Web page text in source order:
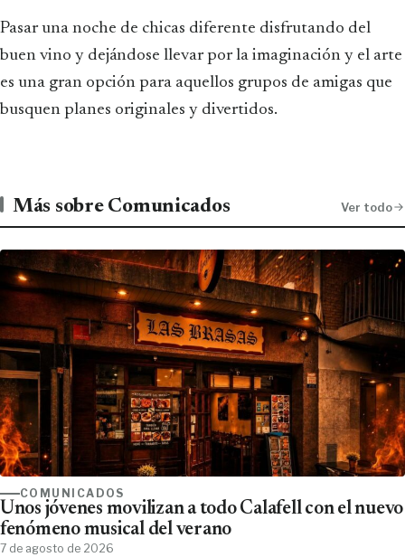
Pasar una noche de chicas diferente disfrutando del
buen vino y dejándose llevar por la imaginación y el arte
es una gran opción para aquellos grupos de amigas que
busquen planes originales y divertidos.
Más sobre Comunicados Ver todo
COMUNICADOS
Unos jóvenes movilizan a todo Calafell con el nuevo
fenómeno musical del verano
7 de agosto de 2026